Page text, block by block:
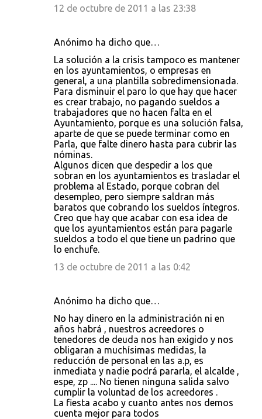
12 de octubre de 2011 a las 23:38
Anónimo ha dicho que…
La solución a la crisis tampoco es mantener
en los ayuntamientos, o empresas en
general, a una plantilla sobredimensionada.
Para disminuir el paro lo que hay que hacer
es crear trabajo, no pagando sueldos a
trabajadores que no hacen falta en el
Ayuntamiento, porque es una solución falsa,
aparte de que se puede terminar como en
Parla, que falte dinero hasta para cubrir las
nóminas.
Algunos dicen que despedir a los que
sobran en los ayuntamientos es trasladar el
problema al Estado, porque cobran del
desempleo, pero siempre saldran más
baratos que cobrando los sueldos íntegros.
Creo que hay que acabar con esa idea de
que los ayuntamientos están para pagarle
sueldos a todo el que tiene un padrino que
lo enchufe.
13 de octubre de 2011 a las 0:42
Anónimo ha dicho que…
No hay dinero en la administración ni en
años habrá , nuestros acreedores o
tenedores de deuda nos han exigido y nos
obligaran a muchísimas medidas, la
reducción de personal en las a.p, es
inmediata y nadie podrá pararla, el alcalde ,
espe, zp .... No tienen ninguna salida salvo
cumplir la voluntad de los acreedores .
La fiesta acabo y cuanto antes nos demos
cuenta mejor para todos